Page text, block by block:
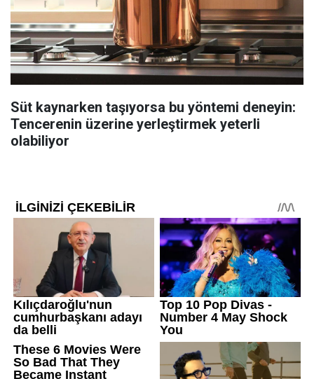
Süt kaynarken taşıyorsa bu yöntemi deneyin:
Tencerenin üzerine yerleştirmek yeterli
olabiliyor